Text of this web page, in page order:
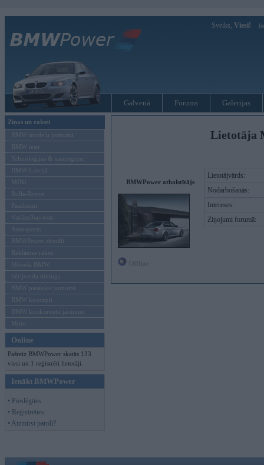
Sveiks, Viesi!
Galvenā Forums Galerijas
Ziņas un raksti
BMW modeļu jaunumi
BMW testi
Tehnoloģijas & sasniegumi
BMW Latvijā
MINI
Rolls-Royce
Pasākumi
Vadāmības tests
Autosports
BMWPower aktuāli
Reklāmas raksti
Mēneša BMW
Sērijveida tūnings
BMW pasaules jaunumi
BMW koncepti
BMW konkurentu jaunumi
Moto
Online
Pašreiz BMWPower skatās 133
viesi un 1 reģistrēti lietotāji.
Ienākt BMWPower
• Pieslēgties
• Reģistrēties
• Aizmirsi paroli?
Lietotāja
BMWPower atbalstītājs
Lietotājvārds:
Nodarbošanās:
Intereses:
Ziņojumi forumā: